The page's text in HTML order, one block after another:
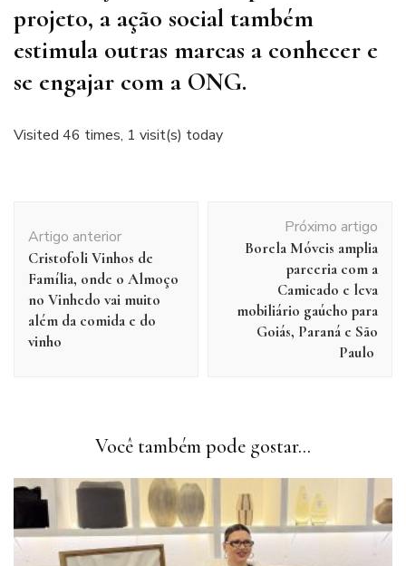
projeto, a ação social também
estimula outras marcas a conhecer e
se engajar com a ONG.
Visited 46 times, 1 visit(s) today
de
post
Artigo anterior
Cristofoli Vinhos de
Família, onde o Almoço
no Vinhedo vai muito
além da comida e do
vinho
Próximo artigo
Borela Móveis amplia
parceria com a
Camicado e leva
mobiliário gaúcho para
Goiás, Paraná e São
Paulo
Você também pode gostar...